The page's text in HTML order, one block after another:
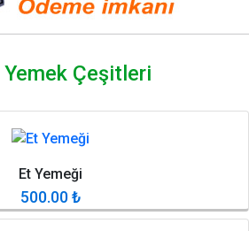
Yemek Çeşitleri
Et Yemeği
500.00₺